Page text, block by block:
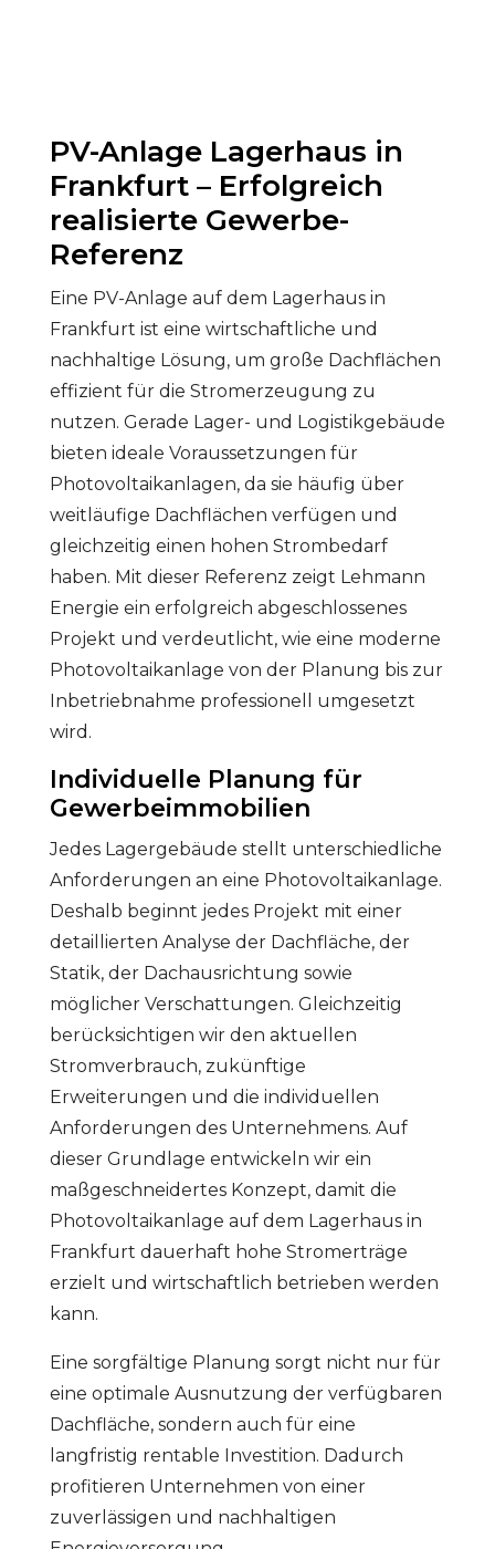
PV-Anlage Lagerhaus in
Frankfurt – Erfolgreich
realisierte Gewerbe-
Referenz
Eine PV-Anlage auf dem Lagerhaus in
Frankfurt ist eine wirtschaftliche und
nachhaltige Lösung, um große Dachflächen
effizient für die Stromerzeugung zu
nutzen. Gerade Lager- und Logistikgebäude
bieten ideale Voraussetzungen für
Photovoltaikanlagen, da sie häufig über
weitläufige Dachflächen verfügen und
gleichzeitig einen hohen Strombedarf
haben. Mit dieser Referenz zeigt Lehmann
Energie ein erfolgreich abgeschlossenes
Projekt und verdeutlicht, wie eine moderne
Photovoltaikanlage von der Planung bis zur
Inbetriebnahme professionell umgesetzt
wird.
Individuelle Planung für
Gewerbeimmobilien
Jedes Lagergebäude stellt unterschiedliche
Anforderungen an eine Photovoltaikanlage.
Deshalb beginnt jedes Projekt mit einer
detaillierten Analyse der Dachfläche, der
Statik, der Dachausrichtung sowie
möglicher Verschattungen. Gleichzeitig
berücksichtigen wir den aktuellen
Stromverbrauch, zukünftige
Erweiterungen und die individuellen
Anforderungen des Unternehmens. Auf
dieser Grundlage entwickeln wir ein
maßgeschneidertes Konzept, damit die
Photovoltaikanlage auf dem Lagerhaus in
Frankfurt dauerhaft hohe Stromerträge
erzielt und wirtschaftlich betrieben werden
kann.
Eine sorgfältige Planung sorgt nicht nur für
eine optimale Ausnutzung der verfügbaren
Dachfläche, sondern auch für eine
langfristig rentable Investition. Dadurch
profitieren Unternehmen von einer
zuverlässigen und nachhaltigen